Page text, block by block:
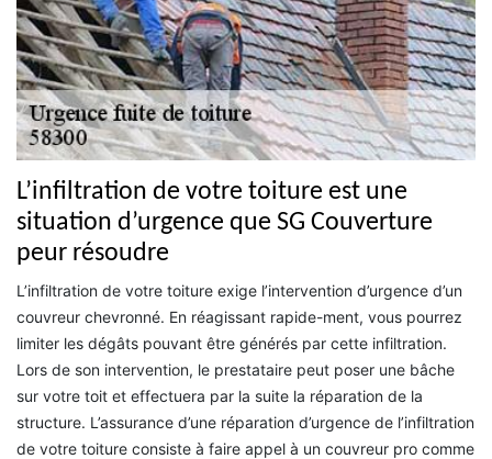
L’infiltration de votre toiture est une
situation d’urgence que SG Couverture
peur résoudre
L’infiltration de votre toiture exige l’intervention d’urgence d’un
couvreur chevronné. En réagissant rapide-ment, vous pourrez
limiter les dégâts pouvant être générés par cette infiltration.
Lors de son intervention, le prestataire peut poser une bâche
sur votre toit et effectuera par la suite la réparation de la
structure. L’assurance d’une réparation d’urgence de l’infiltration
de votre toiture consiste à faire appel à un couvreur pro comme